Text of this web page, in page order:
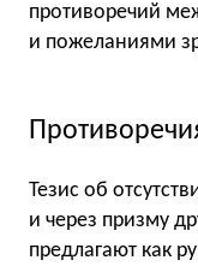
противоречий
и пожеланиями
Тезис об
и через призму
предлагают как